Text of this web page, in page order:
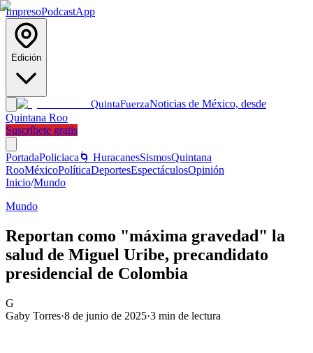
ImpresoPodcastApp
Edición
QuintaFuerzaNoticias de México, desde
Quintana Roo
Suscríbete gratis
PortadaPoliciaca 🌀 HuracanesSismosQuintana
RooMéxicoPolíticaDeportesEspectáculosOpinión
Inicio/Mundo
Mundo
Reportan como "máxima gravedad" la
salud de Miguel Uribe, precandidato
presidencial de Colombia
G
Gaby Torres·8 de junio de 2025·3 min de lectura